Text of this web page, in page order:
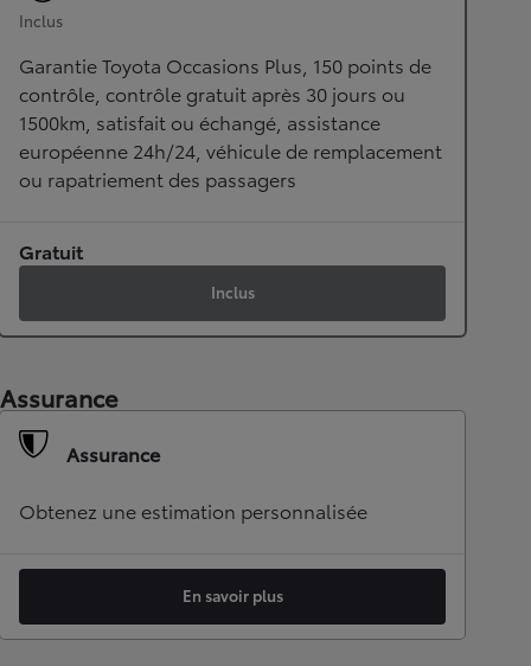
Inclus
Garantie Toyota Occasions Plus, 150 points de
contrôle, contrôle gratuit après 30 jours ou
1500km, satisfait ou échangé, assistance
européenne 24h/24, véhicule de remplacement
ou rapatriement des passagers
Gratuit
Inclus
Assurance
Assurance
Obtenez une estimation personnalisée
En savoir plus